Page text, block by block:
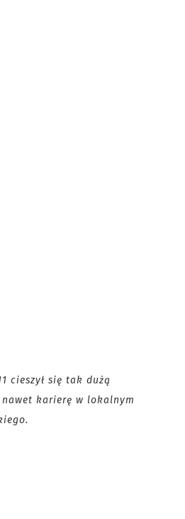
cieszył się tak dużą
karierę w lokalnym